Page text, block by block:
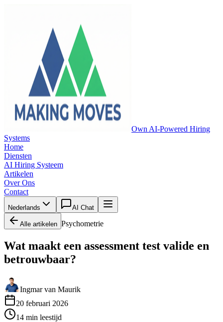
Own AI-Powered Hiring
Systems
Home
Diensten
AI Hiring Systeem
Artikelen
Over Ons
Contact
Nederlands AI Chat
Alle artikelen Psychometrie
Wat maakt een assessment test valide en
betrouwbaar?
Ingmar van Maurik
20 februari 2026
14 min leestijd